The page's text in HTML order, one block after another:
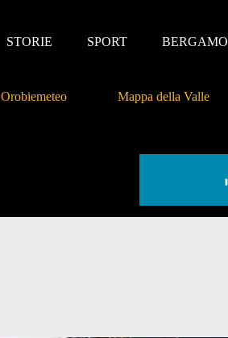
STORIE SPORT BERGAMO
Orobiemeteo Mappa della Valle